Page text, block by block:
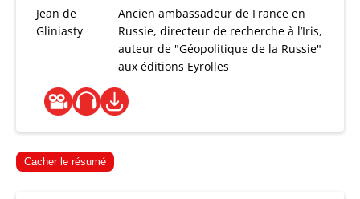
Jean de
Gliniasty
Ancien ambassadeur de France en
Russie, directeur de recherche à l’Iris,
auteur de "Géopolitique de la Russie"
aux éditions Eyrolles
Cacher le résumé